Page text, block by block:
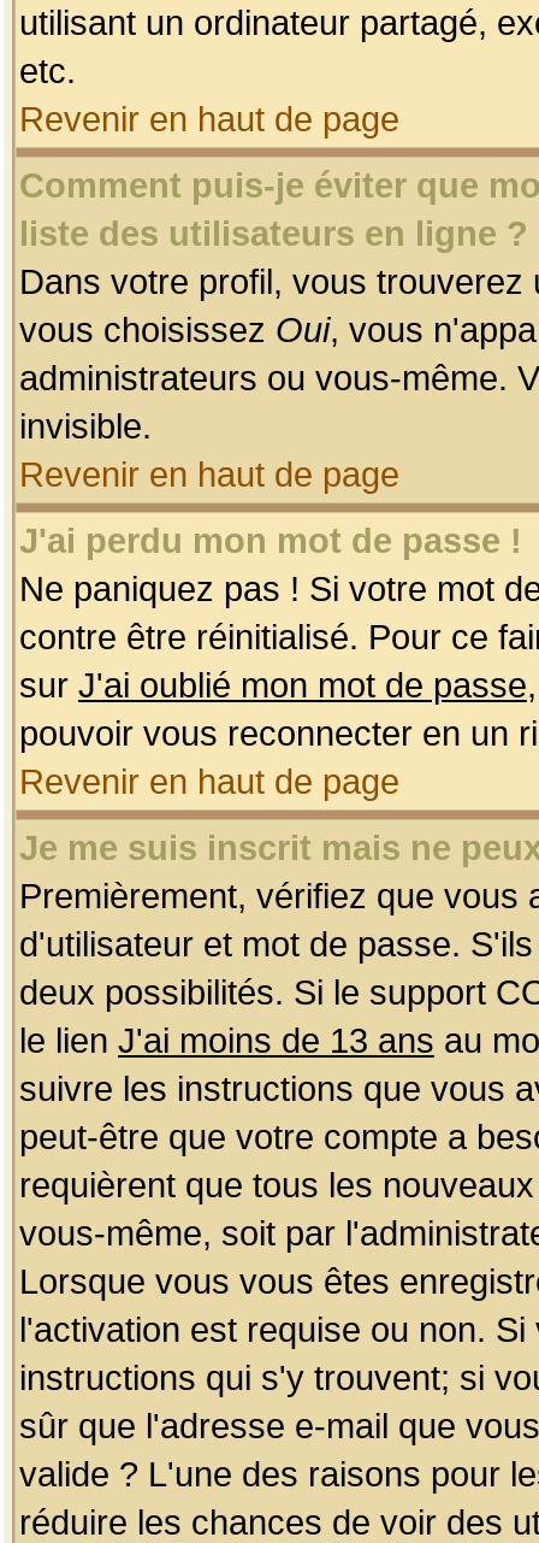
utilisant un ordinateur partagé,
etc.
Revenir en haut de page
Comment puis-je éviter que
liste des utilisateurs en ligne ?
Dans votre profil, vous
vous choisissez Oui, vous
administrateurs ou vous-même.
invisible.
Revenir en haut de page
J'ai perdu mon mot de passe !
Ne paniquez pas ! Si votre mot
contre être réinitialisé. Pour ce
sur J'ai oublié mon mot de passe
pouvoir vous reconnecter en un
Revenir en haut de page
Je me suis inscrit mais ne
Premièrement, vérifiez que
d'utilisateur et mot de passe.
deux possibilités. Si le support
le lien J'ai moins de 13 ans au
suivre les instructions que vous
peut-être que votre compte a
requièrent que tous les
vous-même, soit par
Lorsque vous vous êtes
l'activation est requise ou non.
instructions qui s'y trouvent; si
sûr que l'adresse e-mail que
valide ? L'une des raisons pour
réduire les chances de voir des